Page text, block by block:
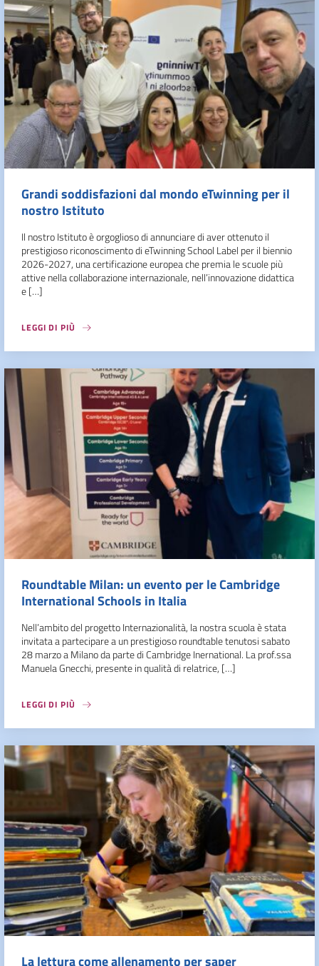
Grandi soddisfazioni dal mondo eTwinning per il
nostro Istituto
Il nostro Istituto è orgoglioso di annunciare di aver ottenuto il
prestigioso riconoscimento di eTwinning School Label per il biennio
2026-2027, una certificazione europea che premia le scuole più
attive nella collaborazione internazionale, nell’innovazione didattica
e […]
LEGGI DI PIÙ
Roundtable Milan: un evento per le Cambridge
International Schools in Italia
Nell’ambito del progetto Internazionalità, la nostra scuola è stata
invitata a partecipare a un prestigioso roundtable tenutosi sabato
28 marzo a Milano da parte di Cambridge Inernational. La prof.ssa
Manuela Gnecchi, presente in qualità di relatrice, […]
LEGGI DI PIÙ
La lettura come allenamento per saper